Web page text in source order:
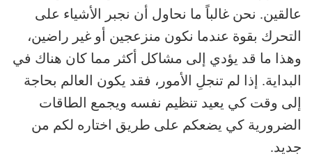
عالقين. نحن غالباً ما نحاول أن نجبر الأشياء على
التحرك بقوة عندما نكون منزعجين أو غير راضين،
وهذا ما قد يؤدي إلى مشاكل أكثر مما كان هناك في
البداية. إذا لم تنجلِ الأمور، فقد يكون العالم بحاجة
إلى وقت كي يعيد تنظيم نفسه ويجمع الطاقات
الضرورية كي يضعكم على طريق اختاره لكم من
جديد.